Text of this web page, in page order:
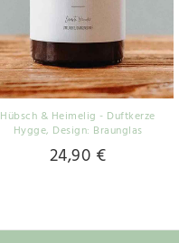
Hübsch & Heimelig - Duftkerze
Hygge, Design: Braunglas
24,90 €